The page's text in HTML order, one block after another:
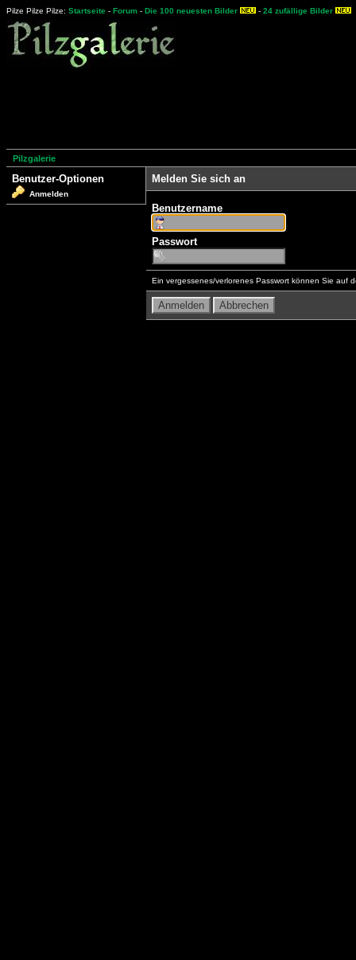
Pilze Pilze Pilze: Startseite - Forum - Die 100 neuesten Bilder - 24 zufällige Bilder
Pilzgalerie
Benutzer-Optionen
Anmelden
Melden Sie sich an
Benutzername
Passwort
Ein vergessenes/verlorenes Passwort können Sie auf